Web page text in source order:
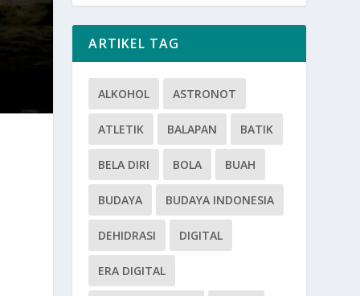
ARTIKEL TAG
ALKOHOL ASTRONOT
ATLETIK BALAPAN BATIK
BELA DIRI BOLA BUAH
BUDAYA BUDAYA INDONESIA
DEHIDRASI DIGITAL
ERA DIGITAL